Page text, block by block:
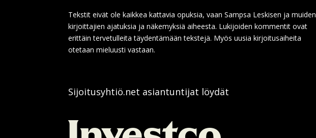
Tekstit eivät ole kaikkea kattavia opuksia, vaan Sampsa Leskisen ja muiden
kirjoittajien ajatuksia ja näkemyksiä aiheesta. Lukijoiden kommentit ovat
erittäin tervetulleita täydentämään tekstejä. Myös uusia kirjoitusaiheita
otetaan mieluusti vastaan.
Sijoitusyhtiö.net asiantuntijat löydät